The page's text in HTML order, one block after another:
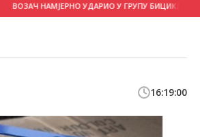
ВОЗАЧ НАМЈЕРНО УДАРИО У ГРУПУ БИЦИКЛИСТА
16:19:00